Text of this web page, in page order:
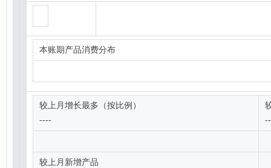
本账期产品消费分布
较上月增长最多（按比例）
----
较上月新增产品